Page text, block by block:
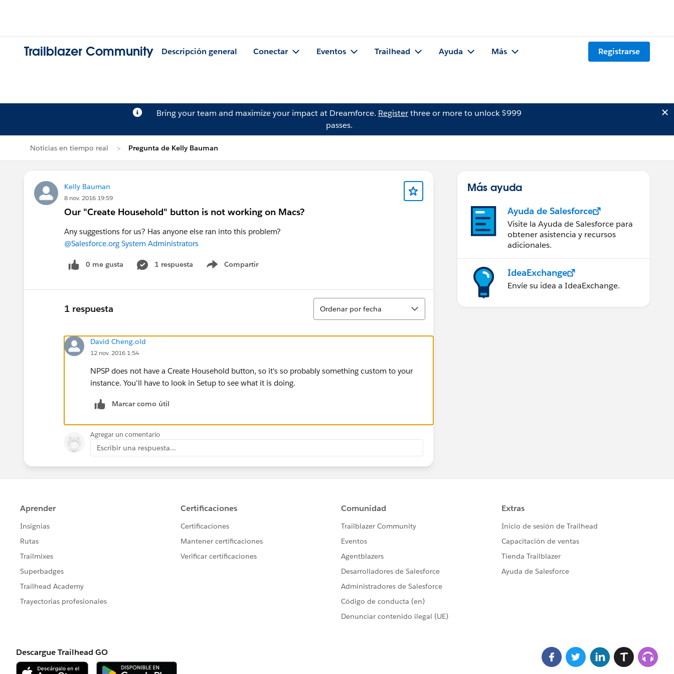
Trailblazer Community Descripción general Conectar Eventos Trailhead Ayuda Más Registrarse
Bring your team and maximize your impact at Dreamforce. Registerthree or more to unlock $999
passes.
Noticias en tiempo real Pregunta de Kelly Bauman
Kelly Bauman
8 nov. 2016 19:59
Our "Create Household" button is not working on Macs?
Any suggestions for us? Has anyone else ran into this problem?
@Salesforce.org System Administrators
0 me gusta 1 respuesta Compartir
Show menu
1 respuesta
Ordenar
Ordenar por fecha
David Cheng.old
12 nov. 2016 1:54
NPSP does not have a Create Household button, so it's so probably something custom to your
instance. You'll have to look in Setup to see what it is doing.
Marcar como útil
Agregar un comentario
Escribir una respuesta...
Más ayuda
Ayuda de Salesforce
Visite la Ayuda de Salesforce para
obtener asistencia y recursos
adicionales.
IdeaExchange
Envíe su idea a IdeaExchange.